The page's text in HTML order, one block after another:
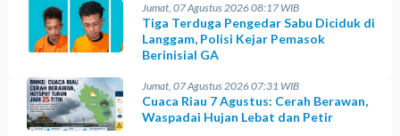
Jumat, 07 Agustus 2026 08:17 WIB
Tiga Terduga Pengedar Sabu Diciduk di
Langgam, Polisi Kejar Pemasok
Berinisial GA
Jumat, 07 Agustus 2026 07:31 WIB
Cuaca Riau 7 Agustus: Cerah Berawan,
Waspadai Hujan Lebat dan Petir